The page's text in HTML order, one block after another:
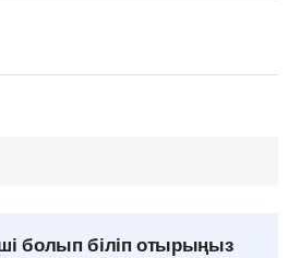
болып біліп отырыңыз